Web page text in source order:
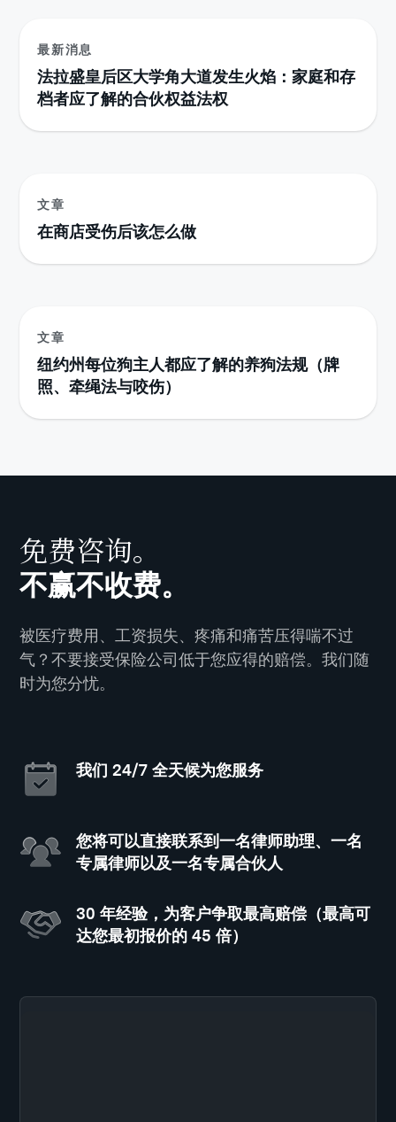
最新消息
法拉盛皇后区大学角大道发生火焰：家庭和存
档者应了解的合伙权益法权
文章
在商店受伤后该怎么做
文章
纽约州每位狗主人都应了解的养狗法规（牌
照、牵绳法与咬伤）
免费咨询。
不赢不收费。
被医疗费用、工资损失、疼痛和痛苦压得喘不过
气？不要接受保险公司低于您应得的赔偿。我们随
时为您分忧。
我们 24/7 全天候为您服务
您将可以直接联系到一名律师助理、一名
专属律师以及一名专属合伙人
30 年经验，为客户争取最高赔偿（最高可
达您最初报价的 45 倍）